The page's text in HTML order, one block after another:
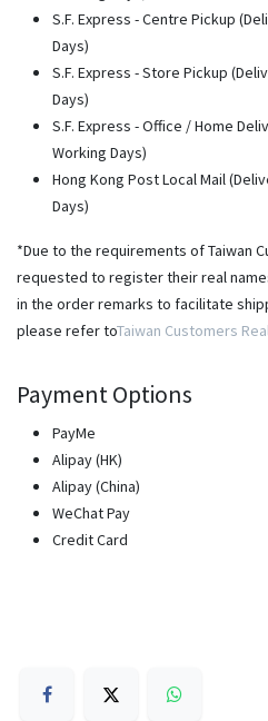
S.F. Express - Centre Pickup
Days)
S.F. Express - Store Pickup
Days)
S.F. Express - Office / Home
Working Days)
Hong Kong Post Local Mail
Days)
*Due to the requirements of Taiwan
requested to register their real
in the order remarks to facilitate
please refer toTaiwan Customers
Payment Options
PayMe
Alipay (HK)
Alipay (China)
WeChat Pay
Credit Card